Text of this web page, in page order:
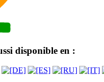
disponible en :